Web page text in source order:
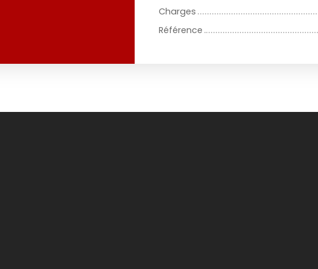
Charges
Référence